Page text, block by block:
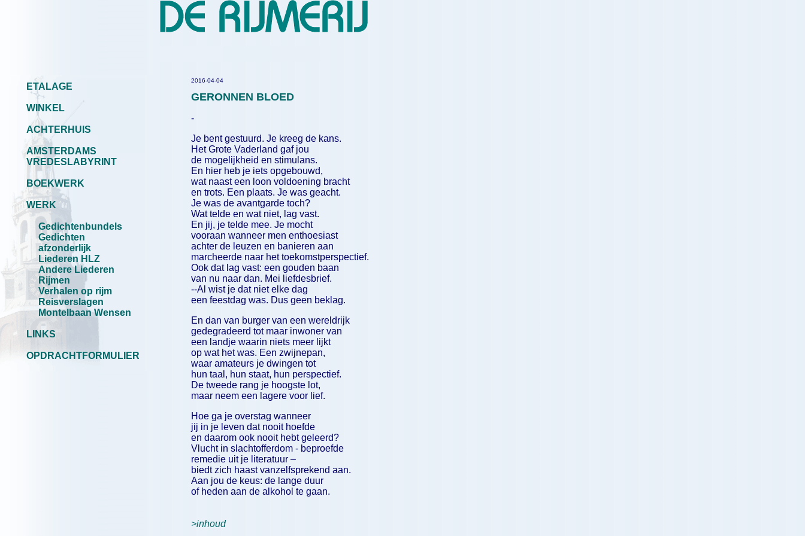
ETALAGE
WINKEL
ACHTERHUIS
AMSTERDAMS
VREDESLABYRINT
BOEKWERK
WERK
Gedichtenbundels
Gedichten
afzonderlijk
Liederen HLZ
Andere Liederen
Rijmen
Verhalen op rijm
Reisverslagen
Montelbaan Wensen
LINKS
OPDRACHTFORMULIER
2016-04-04
GERONNEN BLOED
-
Je bent gestuurd. Je kreeg de kans.
Het Grote Vaderland gaf jou
de mogelijkheid en stimulans.
En hier heb je iets opgebouwd,
wat naast een loon voldoening bracht
en trots. Een plaats. Je was geacht.
Je was de avantgarde toch?
Wat telde en wat niet, lag vast.
En jij, je telde mee. Je mocht
vooraan wanneer men enthoesiast
achter de leuzen en banieren aan
marcheerde naar het toekomstperspectief.
Ook dat lag vast: een gouden baan
van nu naar dan. Mei liefdesbrief.
--Al wist je dat niet elke dag
een feestdag was. Dus geen beklag.
En dan van burger van een wereldrijk
gedegradeerd tot maar inwoner van
een landje waarin niets meer lijkt
op wat het was. Een zwijnepan,
waar amateurs je dwingen tot
hun taal, hun staat, hun perspectief.
De tweede rang je hoogste lot,
maar neem een lagere voor lief.
Hoe ga je overstag wanneer
jij in je leven dat nooit hoefde
en daarom ook nooit hebt geleerd?
Vlucht in slachtofferdom - beproefde
remedie uit je literatuur –
biedt zich haast vanzelfsprekend aan.
Aan jou de keus: de lange duur
of heden aan de alkohol te gaan.
>inhoud